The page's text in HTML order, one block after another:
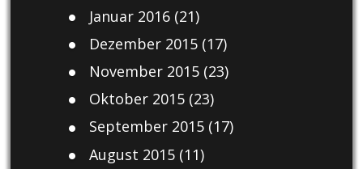
Januar 2016(21)
Dezember 2015(17)
November 2015(23)
Oktober 2015(23)
September 2015(17)
August 2015(11)